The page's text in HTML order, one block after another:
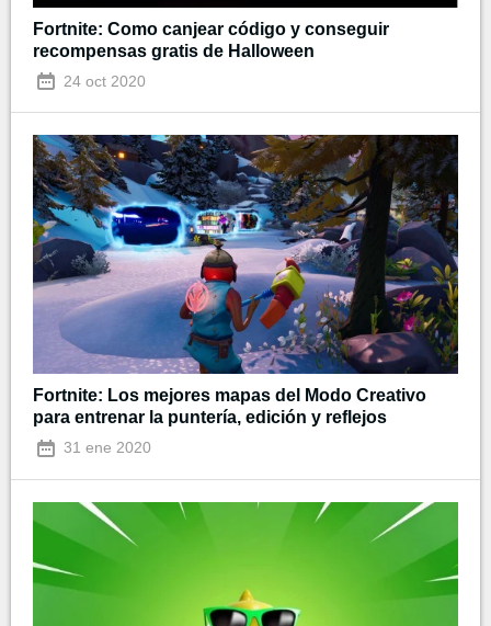
Fortnite: Como canjear código y conseguir
recompensas gratis de Halloween
24 oct 2020
Fortnite: Los mejores mapas del Modo Creativo
para entrenar la puntería, edición y reflejos
31 ene 2020